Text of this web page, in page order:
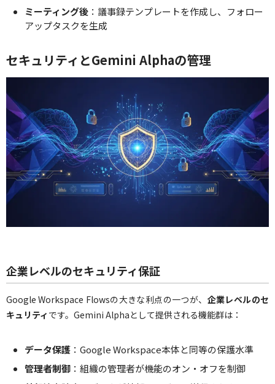
ミーティング後 ：議事録テンプレートを作成し、フォロー
アップタスクを生成
セキュリティとGemini Alphaの管理
企業レベルのセキュリティ保証
Google Workspace Flowsの大きな利点の一つが、 企業レベルのセ
キュリティ です。Gemini Alphaとして提供される機能群は：
データ保護 ：Google Workspace本体と同等の保護水準
管理者制御 ：組織の管理者が機能のオン・オフを制御